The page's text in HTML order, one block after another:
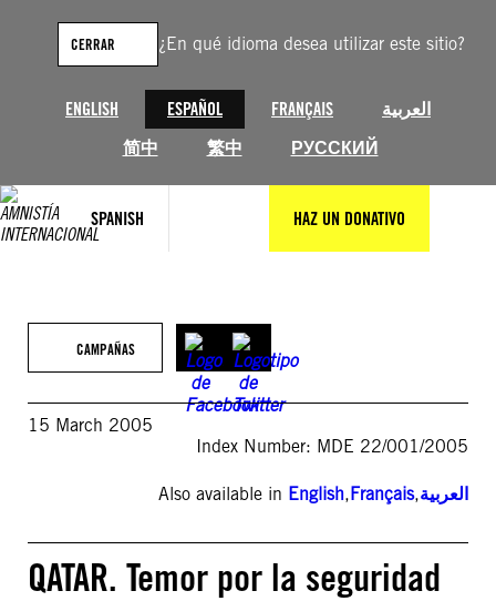
¿En qué idioma desea utilizar este sitio?
ENGLISH ESPAÑOL FRANÇAIS
العربية
简中
繁中 РУССКИЙ
CERRAR
SPANISH HAZ UN DONATIVO
contenido
CAMPAÑAS
15 March 2005
Index Number: MDE 22/001/2005
Also available in English,Français,العربية
QATAR. Temor por la seguridad